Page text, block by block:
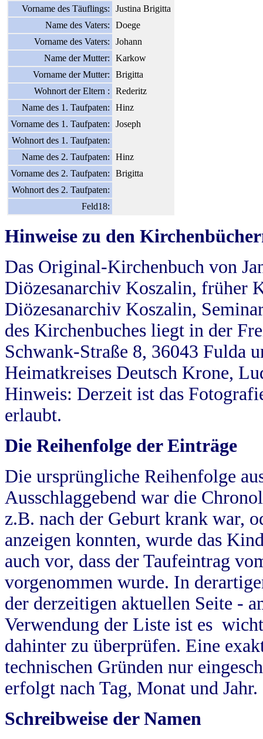
Vorname des Täuflings:
Justina Brigitta
Name des Vaters:
Doege
Vorname des Vaters:
Johann
Name der Mutter:
Karkow
Vorname der Mutter:
Brigitta
Wohnort der Eltern :
Rederitz
Name des 1. Taufpaten:
Hinz
Vorname des 1. Taufpaten:
Joseph
Wohnort des 1. Taufpaten:
Name des 2. Taufpaten:
Hinz
Vorname des 2. Taufpaten:
Brigitta
Wohnort des 2. Taufpaten:
Feld18:
Hinweise zu den
Das Original-Kirchenbuch von
Diözesanarchiv Koszalin, früher
Diözesanarchiv Koszalin,
des Kirchenbuches liegt in der
Schwank-Straße 8, 36043 Fulda
Heimatkreises Deutsch Krone,
Hinweis: Derzeit ist das
erlaubt.
Die Reihenfolge der Einträge
Die ursprüngliche Reihenfolge
Ausschlaggebend war die
z.B. nach der Geburt krank war,
anzeigen konnten, wurde das
auch vor, dass der Taufeintrag
vorgenommen wurde. In
der derzeitigen aktuellen Seite -
Verwendung der Liste ist es
dahinter zu überprüfen. Eine
technischen Gründen nur
erfolgt nach Tag, Monat und Jahr.
Schreibweise der Namen